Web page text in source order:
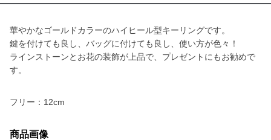
華やかなゴールドカラーのハイヒール型キーリングです。
鍵を付けても良し、バッグに付けても良し、使い方が色々！
ラインストーンとお花の装飾が上品で、プレゼントにもお勧めで
す。
フリー：12cm
商品画像